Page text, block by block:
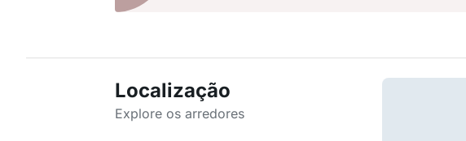
Localização
Explore os arredores